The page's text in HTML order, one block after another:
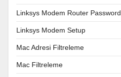
Linksys Modem Router Password
Linksys Modem Setup
Mac Adresi Filtreleme
Mac Filtreleme